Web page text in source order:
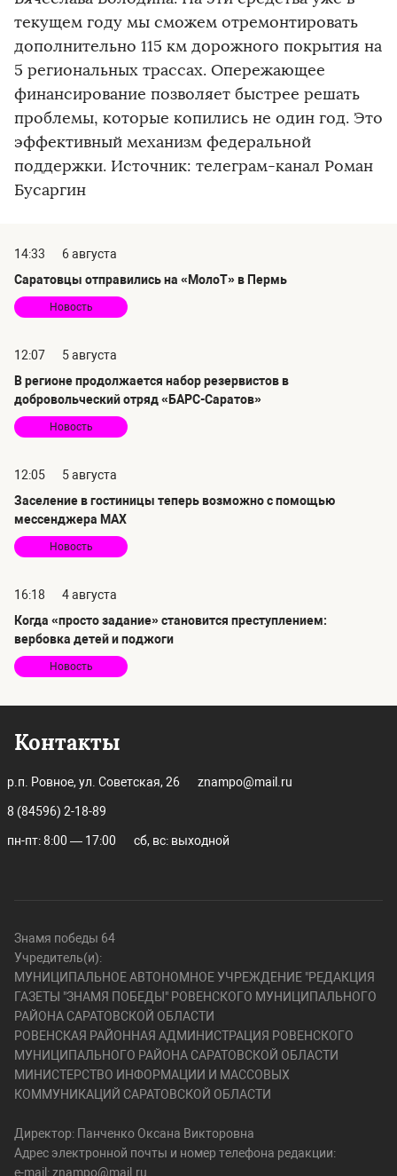
текущем году мы сможем отремонтировать
дополнительно 115 км дорожного покрытия на
5 региональных трассах. Опережающее
финансирование позволяет быстрее решать
проблемы, которые копились не один год. Это
эффективный механизм федеральной
поддержки. Источник: телеграм-канал Роман
Бусаргин
14:33
6 августа
Саратовцы отправились на «МолоТ» в Пермь
Новость
12:07
5 августа
В регионе продолжается набор резервистов в
добровольческий отряд «БАРС-Саратов»
Новость
12:05
5 августа
Заселение в гостиницы теперь возможно с помощью
мессенджера MAX
Новость
16:18
4 августа
Когда «просто задание» становится преступлением:
вербовка детей и поджоги
Новость
Контакты
р.п. Ровное, ул. Советская, 26 znampo@mail.ru
8 (84596) 2-18-89
пн-пт: 8:00 — 17:00 сб, вс: выходной
Знамя победы 64
Учредитель(и):
МУНИЦИПАЛЬНОЕ АВТОНОМНОЕ УЧРЕЖДЕНИЕ "РЕДАКЦИЯ
ГАЗЕТЫ "ЗНАМЯ ПОБЕДЫ" РОВЕНСКОГО МУНИЦИПАЛЬНОГО
РАЙОНА САРАТОВСКОЙ ОБЛАСТИ
РОВЕНСКАЯ РАЙОННАЯ АДМИНИСТРАЦИЯ РОВЕНСКОГО
МУНИЦИПАЛЬНОГО РАЙОНА САРАТОВСКОЙ ОБЛАСТИ
МИНИСТЕРСТВО ИНФОРМАЦИИ И МАССОВЫХ
КОММУНИКАЦИЙ САРАТОВСКОЙ ОБЛАСТИ
Директор: Панченко Оксана Викторовна
Адрес электронной почты и номер телефона редакции:
e-mail: znampo@mail.ru